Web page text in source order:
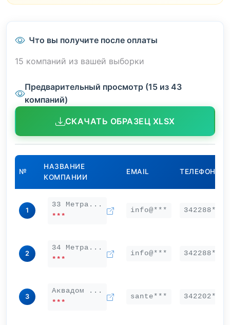
Что вы получите после оплаты
15 компаний из вашей выборки
Предварительный просмотр (15 из 43
компаний)
СКАЧАТЬ ОБРАЗЕЦ XLSX
№
НАЗВАНИЕ
КОМПАНИИ
EMAIL ТЕЛЕФОН
1
33 Метра...
***
info@*** 342288***
2
34 Метра...
***
info@*** 342288***
3
Аквадом ...
***
sante*** 342202***